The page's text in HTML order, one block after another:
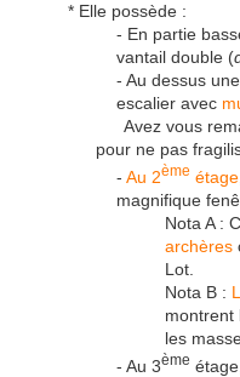
* Elle possède :
- En partie
vantail double (
- Au dessus
escalier avec
Avez vous
pour ne pas
- Au 2ème étage
magnifique
Nota A :
archères
Lot.
Nota B :
montrent
les
- Au 3ème